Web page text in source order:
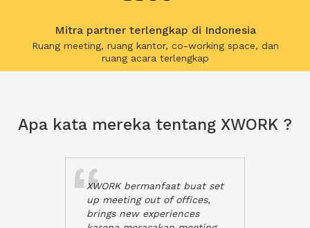
Mitra partner terlengkap di Indonesia
Ruang meeting, ruang kantor, co-working space, dan
ruang acara terlengkap
Apa kata mereka tentang XWORK ?
XWORK bermanfaat buat set
up meeting out of offices,
brings new experiences